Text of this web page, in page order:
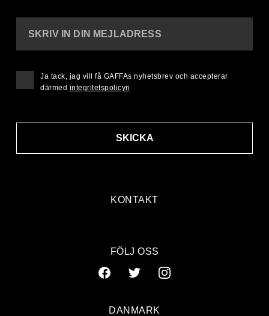
KONTAKT
SKRIV IN DIN MEJLADRESS
SKICKA
Ja tack, jag vill få GAFFAs nyhetsbrev och accepterar
därmed integritetspolicyn
FÖLJ OSS
DANMARK